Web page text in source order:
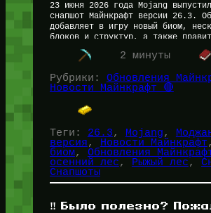
23 июня 2026 года Mojang
снапшот Майнкрафт версии 26.3.
добавляет в игру новый биом,
блоков и структур, а также
старых механик. Короче, есть о…
2 минуты
Рубрики: Обновления
Новости Майнкрафт 🔴
Теги: 26.3, Mojang,
версия, Новости Майнкрафт
биом, Обновления
осенний лес, Рыжый лес,
Снапшоты
‼️ Было полезно?